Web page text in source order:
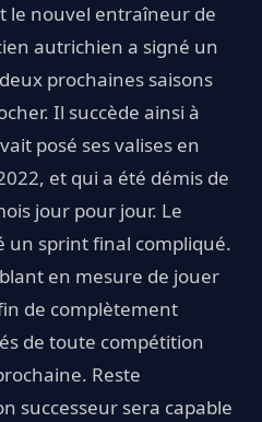
le nouvel entraîneur de
autrichien a signé un
prochaines saisons
Il succède ainsi à
posé ses valises en
et qui a été démis de
jour pour jour. Le
un sprint final compliqué.
en mesure de jouer
de complètement
de toute compétition
Reste
successeur sera capable